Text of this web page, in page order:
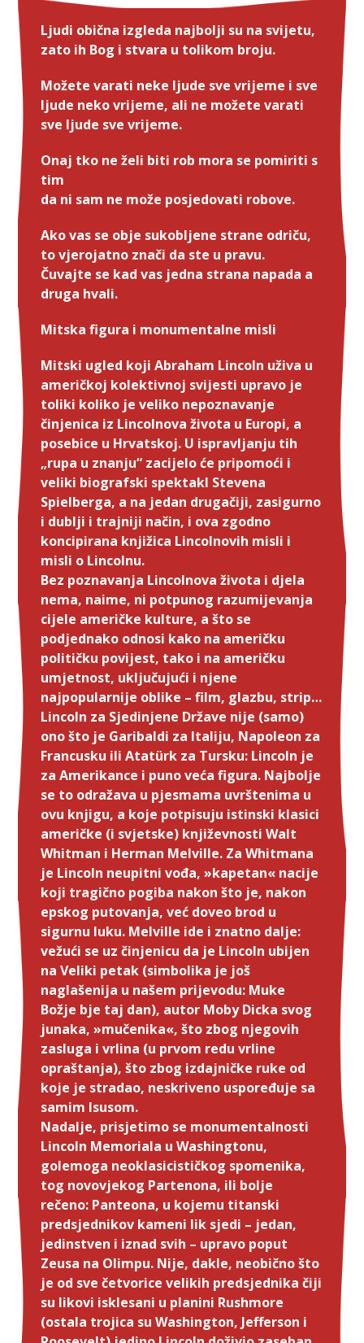
Ljudi obična izgleda najbolji su na svijetu,
zato ih Bog i stvara u tolikom broju.
Možete varati neke ljude sve vrijeme i sve
ljude neko vrijeme, ali ne možete varati
sve ljude sve vrijeme.
Onaj tko ne želi biti rob mora se pomiriti s
tim
da ni sam ne može posjedovati robove.
Ako vas se obje sukobljene strane odriču,
to vjerojatno znači da ste u pravu.
Čuvajte se kad vas jedna strana napada a
druga hvali.
Mitska figura i monumentalne misli
Mitski ugled koji Abraham Lincoln uživa u
američkoj kolektivnoj svijesti upravo je
toliki koliko je veliko nepoznavanje
činjenica iz Lincolnova života u Europi, a
posebice u Hrvatskoj. U ispravljanju tih
„rupa u znanju“ zacijelo će pripomoći i
veliki biografski spektakl Stevena
Spielberga, a na jedan drugačiji, zasigurno
i dublji i trajniji način, i ova zgodno
koncipirana knjižica Lincolnovih misli i
misli o Lincolnu.
Bez poznavanja Lincolnova života i djela
nema, naime, ni potpunog razumijevanja
cijele američke kulture, a što se
podjednako odnosi kako na američku
političku povijest, tako i na američku
umjetnost, uključujući i njene
najpopularnije oblike – film, glazbu, strip…
Lincoln za Sjedinjene Države nije (samo)
ono što je Garibaldi za Italiju, Napoleon za
Francusku ili Atatürk za Tursku: Lincoln je
za Amerikance i puno veća figura. Najbolje
se to odražava u pjesmama uvrštenima u
ovu knjigu, a koje potpisuju istinski klasici
američke (i svjetske) književnosti Walt
Whitman i Herman Melville. Za Whitmana
je Lincoln neupitni vođa, »kapetan« nacije
koji tragično pogiba nakon što je, nakon
epskog putovanja, već doveo brod u
sigurnu luku. Melville ide i znatno dalje:
vežući se uz činjenicu da je Lincoln ubijen
na Veliki petak (simbolika je još
naglašenija u našem prijevodu: Muke
Božje bje taj dan), autor Moby Dicka svog
junaka, »mučenika«, što zbog njegovih
zasluga i vrlina (u prvom redu vrline
opraštanja), što zbog izdajničke ruke od
koje je stradao, neskriveno uspoređuje sa
samim Isusom.
Nadalje, prisjetimo se monumentalnosti
Lincoln Memoriala u Washingtonu,
golemoga neoklasicističkog spomenika,
tog novovjekog Partenona, ili bolje
rečeno: Panteona, u kojemu titanski
predsjednikov kameni lik sjedi – jedan,
jedinstven i iznad svih – upravo poput
Zeusa na Olimpu. Nije, dakle, neobično što
je od sve četvorice velikih predsjednika čiji
su likovi isklesani u planini Rushmore
(ostala trojica su Washington, Jefferson i